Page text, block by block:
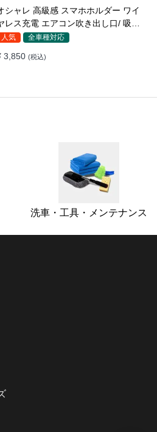
載スマホホルダー 超強力吸着 真空
盤 携帯ホルダー 多角度調整 360°回
な台座 車用ホルダー 折りたたみ式
全車種対応
5,230 (税込)
洗車・工具・メンテナンス